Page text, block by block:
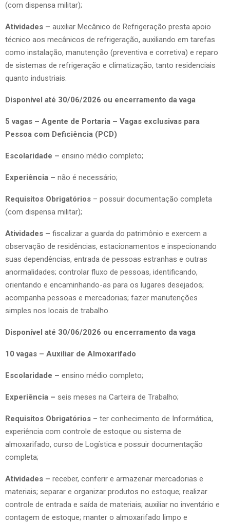
(com dispensa militar);
Atividades – auxiliar Mecânico de Refrigeração presta apoio
técnico aos mecânicos de refrigeração, auxiliando em tarefas
como instalação, manutenção (preventiva e corretiva) e reparo
de sistemas de refrigeração e climatização, tanto residenciais
quanto industriais.
Disponível até 30/06/2026 ou encerramento da vaga
5 vagas – Agente de Portaria – Vagas exclusivas para
Pessoa com Deficiência (PCD)
Escolaridade – ensino médio completo;
Experiência – não é necessário;
Requisitos Obrigatórios – possuir documentação completa
(com dispensa militar);
Atividades – fiscalizar a guarda do patrimônio e exercem a
observação de residências, estacionamentos e inspecionando
suas dependências, entrada de pessoas estranhas e outras
anormalidades; controlar fluxo de pessoas, identificando,
orientando e encaminhando-as para os lugares desejados;
acompanha pessoas e mercadorias; fazer manutenções
simples nos locais de trabalho.
Disponível até 30/06/2026 ou encerramento da vaga
10 vagas – Auxiliar de Almoxarifado
Escolaridade – ensino médio completo;
Experiência – seis meses na Carteira de Trabalho;
Requisitos Obrigatórios – ter conhecimento de Informática,
experiência com controle de estoque ou sistema de
almoxarifado, curso de Logística e possuir documentação
completa;
Atividades – receber, conferir e armazenar mercadorias e
materiais; separar e organizar produtos no estoque; realizar
controle de entrada e saída de materiais; auxiliar no inventário e
contagem de estoque; manter o almoxarifado limpo e